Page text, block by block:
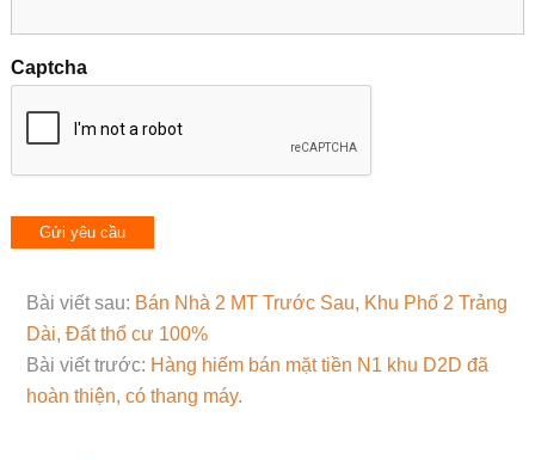
Captcha
Bài viết sau: Bán Nhà 2 MT Trước Sau, Khu Phố 2 Trảng
Dài, Đất thổ cư 100%
Bài viết trước: Hàng hiếm bán mặt tiền N1 khu D2D đã
hoàn thiện, có thang máy.